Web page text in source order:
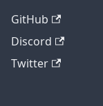
GitHub
Discord
Twitter